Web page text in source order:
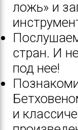
ложь» и
стран. И
под нее!
и